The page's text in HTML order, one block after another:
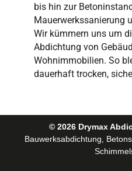
bis hin zur
Mauerwerkssanierung
Wir kümmern uns um
Abdichtung von
Wohnimmobilien. So
dauerhaft trocken,
© 2026 Drymax
Bauwerksabdichtung,